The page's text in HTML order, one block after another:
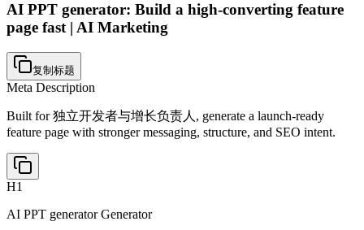
AI PPT generator: Build a high-converting feature
page fast | AI Marketing
复制标题
Meta Description
Built for 独立开发者与增长负责人, generate a launch-ready
feature page with stronger messaging, structure, and SEO intent.
H1
AI PPT generator Generator